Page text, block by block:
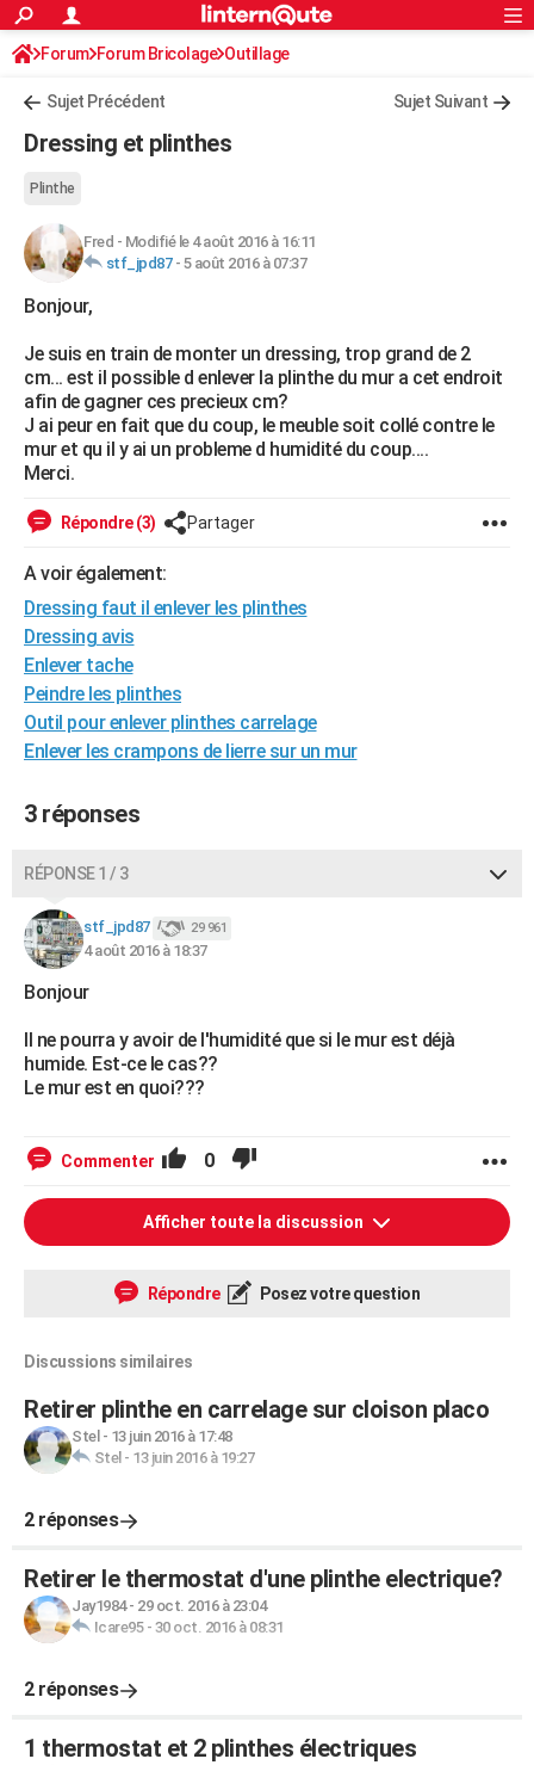
ACTUALITÉS
Politique
Société
Faits Divers
Education
Monde
Villes
+
AUTO
Essais
Réserver un essai
Citadines
Berlines
SUV
Forum auto
+HIGH-TECH
Mobiles
Meilleur smartphone
Internet
Ordinateurs
Jeux vidéo
Guide high-tech
+BRICOLAGE
Forum
Aménagement intérieur
Extérieur
Cuisine
Salle de bains
Jardinage
Rangement
WEEK-END
Guides de France
Escapades
Patrimoine
Expositions
Musées
Week-end nature
+LIFESTYLE
Art de vivre
Bien-être
Loisirs
Mode
Modes de vie
SANTE
Alimentation
Guide de la santé
Maladies
Médicaments
Sommeil
VOYAGE
PHOTO
GUIDES D'ACHAT
BONS PLANS
CARTE DE VOEUX
Carte de Noël
Carte Bonne année
Carte Saint-Valentin
Carte Pâques
Carte d'anniversaire
DICTIONNAIRE
PROGRAMME TV
FORUM
Bricolage
Lifestyle
Culture
Sport
Auto
Television
Voyage
Cinema
S'inscrire
Connexion
Forum Forum Bricolage Outillage
Sujet Précédent Sujet Suivant
Dressing et plinthes
Plinthe
Fred - Modifié le 4 août 2016 à 16:11
stf_jpd87- 5 août 2016 à 07:37
Bonjour,
Je suis en train de monter un dressing, trop grand de 2
cm... est il possible d enlever la plinthe du mur a cet endroit
afin de gagner ces precieux cm?
J ai peur en fait que du coup, le meuble soit collé contre le
mur et qu il y ai un probleme d humidité du coup....
Merci.
Répondre (3) Partager
A voir également:
Dressing faut il enlever les plinthes
Dressing avis
Enlever tache
Peindre les plinthes
Outil pour enlever plinthes carrelage
Enlever les crampons de lierre sur un mur
3 réponses
RÉPONSE 1 / 3
stf_jpd87 29 961
4 août 2016 à 18:37
Bonjour
Il ne pourra y avoir de l'humidité que si le mur est déjà
humide. Est-ce le cas??
Le mur est en quoi???
Commenter 0
Afficher toute la discussion
Répondre Posez votre question
Discussions similaires
Retirer plinthe en carrelage sur cloison placo
Stel - 13 juin 2016 à 17:48
Stel - 13 juin 2016 à 19:27
2 réponses
Retirer le thermostat d'une plinthe electrique?
Jay1984- 29 oct. 2016 à 23:04
Icare95- 30 oct. 2016 à 08:31
2 réponses
1 thermostat et 2 plinthes électriques